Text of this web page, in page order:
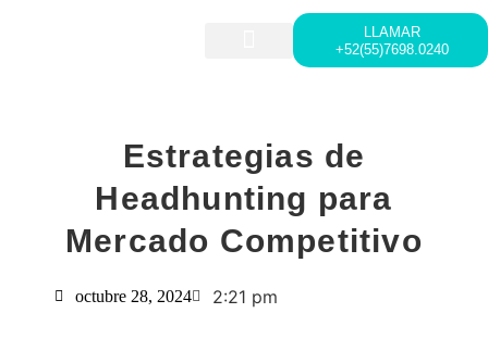
LLAMAR
+52(55)7698.0240
Estrategias de
Headhunting para
Mercado Competitivo
octubre 28, 2024 2:21 pm